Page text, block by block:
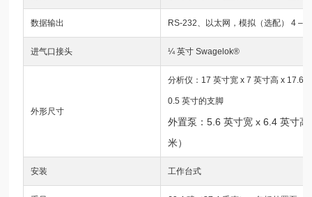
数据输出 RS-232、以太网，模拟（选配） 4 –
进气口接头 ¼ 英寸 Swagelok®
外形尺寸
分析仪：17 英寸宽 x 7 英寸高 x 17.6
0.5 英寸的支脚
外置泵：5.6 英寸宽 x 6.4 英寸
米）
安装 工作台式